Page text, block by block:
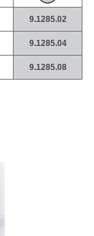
9.1285.02
9.1285.04
9.1285.08